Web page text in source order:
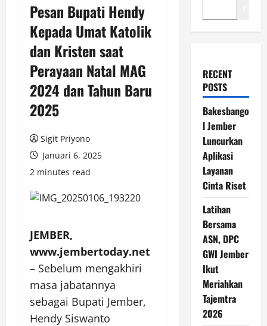
Pesan Bupati Hendy
Kepada Umat Katolik
dan Kristen saat
Perayaan Natal MAG
2024 dan Tahun Baru
2025
Sigit Priyono
Januari 6, 2025
2 minutes read
JEMBER,
www.jembertoday.net
– Sebelum mengakhiri
masa jabatannya
sebagai Bupati Jember,
Hendy Siswanto
RECENT
POSTS
Bakesbango
l Jember
Luncurkan
Aplikasi
Layanan
Cinta Riset
Latihan
Bersama
ASN, DPC
GWI Jember
Ikut
Meriahkan
Tajemtra
2026